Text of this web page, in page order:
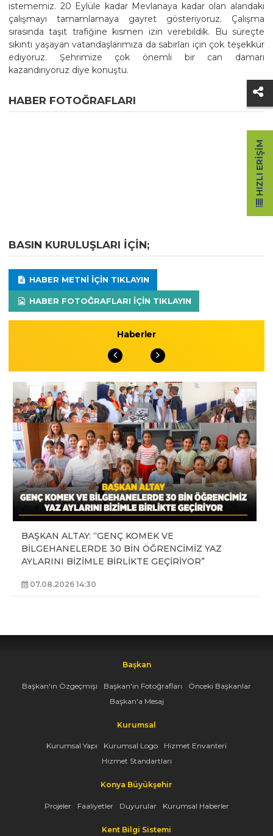
istememiz. 20 Eylüle kadar Mevlanaya kadar olan alandaki
çalışmayı tamamlamaya gayret gösteriyoruz. Çalışma
sırasında taşıt trafiğine kısmen izin verebildik. Bu süreçte
sıkıntı yaşayan vatandaşlarımıza da sabırları için çok teşekkür
ediyoruz. Şehrimize çok önemli bir can damarı
kazandırıyoruz diye konuştu.
HABER FOTOĞRAFLARI
BASIN KURULUŞLARI IÇIN;
HABER METNI IÇIN TIKLAYIN
HABER FOTOĞRAFLARI IÇIN TIKLAYIN
Haberler
BAŞKAN ALTAY: “GENÇ KOMEK VE
BİLGEHANELERDE 30 BİN ÖĞRENCİMİZ YAZ
AYLARINI BİZİMLE BİRLİKTE GEÇİRİYOR”
07.08.2026 14:30
Başkan
Başkan'ın Özgeçmişi Başkan'ın Fotoğrafları
Önceki Başkanlar
Başkan'a Mesaj
Kurumsal
Kurumsal Yapı Kurumsal Logo
Hizmet Envanteri
Hizmet Standartları
Konya Büyükşehir
Projeler Faaliyetler Duyurular Kurumsal Haberler
Kent Bilgi Sistemi
HIZLI ERIŞIM